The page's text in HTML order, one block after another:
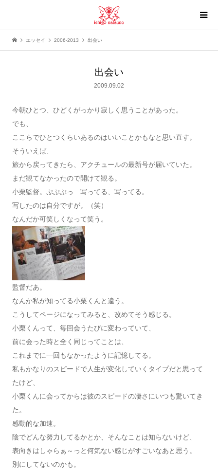
エッセイ 2006-2013 出会い
出会い
2009.09.02
今朝ひとつ、ひどくがっかり寂しく思うことがあった。
でも、
ここらでひとつくらいあるのはいいことかもなと思い直す。
そういえば、
旅から戻ってきたら、アクチュールの最新号が届いていた。
まだ観てなかったので開けて観る。
小栗監督。ぷぷぷっ 写ってる、写ってる。
写したのは自分ですが。（笑）
なんだか可笑しくなって笑う。
監督だあ。
なんか私が知ってる小栗くんと違う。
こうしてページになってみると、改めてそう感じる。
小栗くんって、毎回会うたびに変わっていて、
前に会った時と全く同じってことは、
これまでに一回もなかったように記憶してる。
私もかなりのスピードで人生が変化していくタイプだと思って
たけど、
小栗くんに会ってからは彼のスピードの凄さにいつも驚いてき
た。
感動的な加速。
陰でどんな努力してるかとか、そんなことは知らないけど、
表向きはしゃらぁ～っと何気ない感じがすごいなあと思う。
別にしてないのかも。